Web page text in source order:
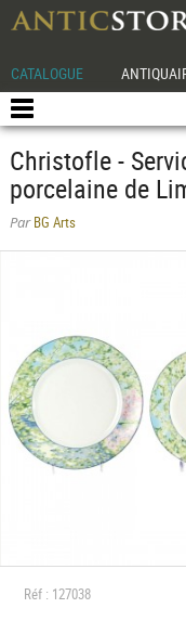
CATALOGUE
Christofle -
porcelaine de
ParBG Arts
Réf : 127038